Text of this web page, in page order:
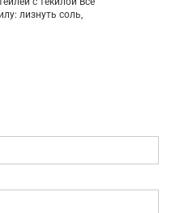
лизнуть соль,